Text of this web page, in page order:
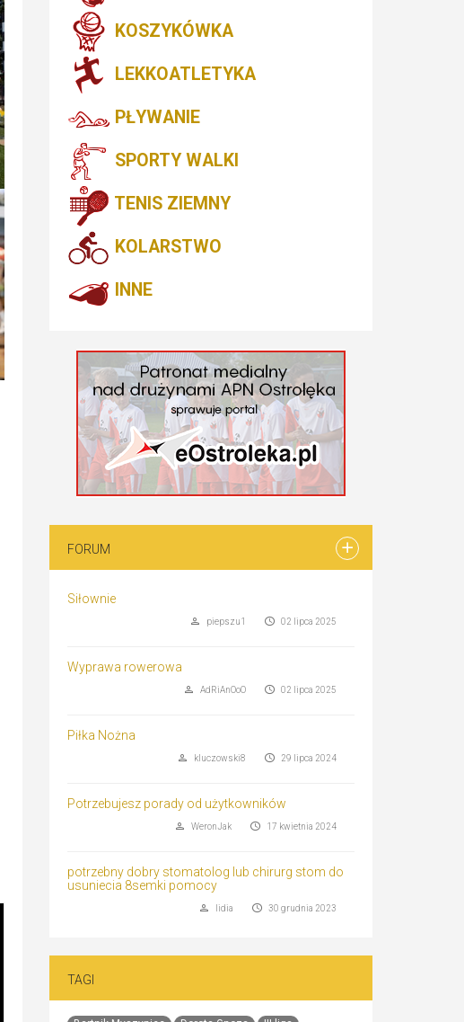
KOSZYKÓWKA
LEKKOATLETYKA
PŁYWANIE
SPORTY WALKI
TENIS ZIEMNY
KOLARSTWO
INNE
FORUM
Siłownie
02 lipca 2025
piepszu1
Wyprawa rowerowa
02 lipca 2025
AdRiAnOoO
Piłka Nożna
29 lipca 2024
kluczowski8
Potrzebujesz porady od użytkowników
17 kwietnia 2024
WeronJak
potrzebny dobry stomatolog lub chirurg stom do
usuniecia 8semki pomocy
30 grudnia 2023
lidia
TAGI